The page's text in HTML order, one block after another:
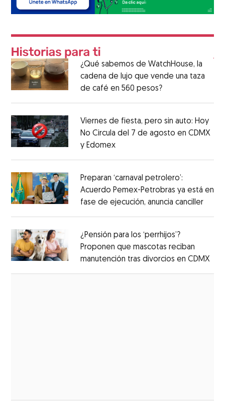
¿Qué sabemos de WatchHouse, la
cadena de lujo que vende una taza
de café en 560 pesos?
Viernes de fiesta, pero sin auto: Hoy
No Circula del 7 de agosto en CDMX
y Edomex
Preparan ‘carnaval petrolero’:
Acuerdo Pemex-Petrobras ya está en
fase de ejecución, anuncia canciller
¿Pensión para los ‘perrhijos’?
Proponen que mascotas reciban
manutención tras divorcios en CDMX